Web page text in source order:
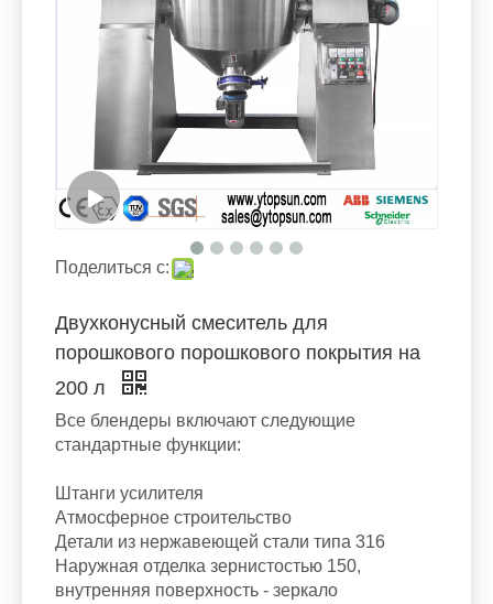
Поделиться с:
Двухконусный смеситель для
порошкового порошкового покрытия на
200 л
Все блендеры включают следующие
стандартные функции:
Штанги усилителя
Атмосферное строительство
Детали из нержавеющей стали типа 316
Наружная отделка зернистостью 150,
внутренняя поверхность - зеркало